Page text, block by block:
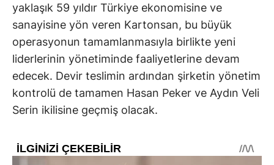
yaklaşık 59 yıldır Türkiye ekonomisine ve
sanayisine yön veren Kartonsan, bu büyük
operasyonun tamamlanmasıyla birlikte yeni
liderlerinin yönetiminde faaliyetlerine devam
edecek. Devir teslimin ardından şirketin yönetim
kontrolü de tamamen Hasan Peker ve Aydın Veli
Serin ikilisine geçmiş olacak.